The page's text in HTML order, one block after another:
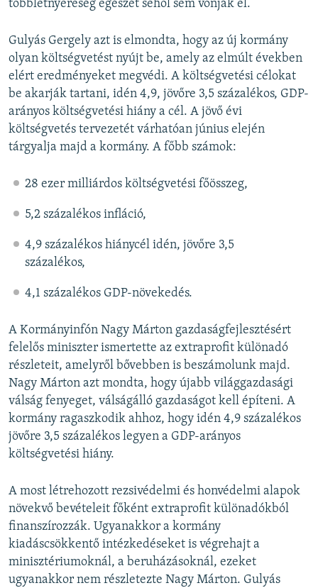
többletnyereség egészét sehol sem vonják el.
Gulyás Gergely azt is elmondta, hogy az új kormány
olyan költségvetést nyújt be, amely az elmúlt években
elért eredményeket megvédi. A költségvetési célokat
be akarják tartani, idén 4,9, jövőre 3,5 százalékos, GDP-
arányos költségvetési hiány a cél. A jövő évi
költségvetés tervezetét várhatóan június elején
tárgyalja majd a kormány. A főbb számok:
28 ezer milliárdos költségvetési főösszeg,
5,2 százalékos infláció,
4,9 százalékos hiánycél idén, jövőre 3,5
százalékos,
4,1 százalékos GDP-növekedés.
A Kormányinfón Nagy Márton gazdaságfejlesztésért
felelős miniszter ismertette az extraprofit különadó
részleteit, amelyről bővebben is beszámolunk majd.
Nagy Márton azt mondta, hogy újabb világgazdasági
válság fenyeget, válságálló gazdaságot kell építeni. A
kormány ragaszkodik ahhoz, hogy idén 4,9 százalékos
jövőre 3,5 százalékos legyen a GDP-arányos
költségvetési hiány.
A most létrehozott rezsivédelmi és honvédelmi alapok
növekvő bevételeit főként extraprofit különadókból
finanszírozzák. Ugyanakkor a kormány
kiadáscsökkentő intézkedéseket is végrehajt a
minisztériumoknál, a beruházásoknál, ezeket
ugyanakkor nem részletezte Nagy Márton. Gulyás